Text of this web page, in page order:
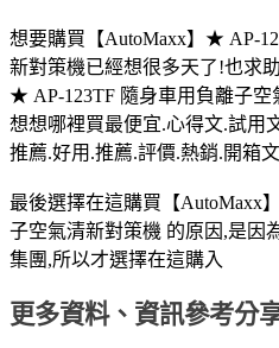
想要購買【AutoMaxx】★ AP-
新對策機已經想很多天了!也求
★ AP-123TF 隨身車用負離子
想想哪裡買最便宜.心得文.試用
推薦.好用.推薦.評價.熱銷.開箱
最後選擇在這購買【AutoMaxx
子空氣清新對策機 的原因,是因
集團,所以才選擇在這購入
更多資料、資訊參考分